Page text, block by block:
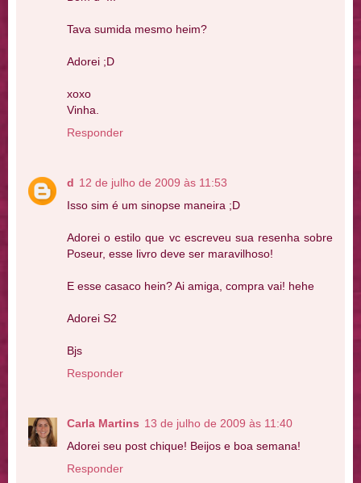
Tava sumida mesmo heim?
Adorei ;D
xoxo
Vinha.
Responder
d 12 de julho de 2009 às 11:53
Isso sim é um sinopse maneira ;D
Adorei o estilo que vc escreveu sua resenha sobre
Poseur, esse livro deve ser maravilhoso!
E esse casaco hein? Ai amiga, compra vai! hehe
Adorei S2
Bjs
Responder
Carla Martins 13 de julho de 2009 às 11:40
Adorei seu post chique! Beijos e boa semana!
Responder